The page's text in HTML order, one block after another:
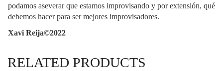
podamos aseverar que estamos improvisando y por extensión, qué
debemos hacer para ser mejores improvisadores.
Xavi Reija©2022
RELATED PRODUCTS